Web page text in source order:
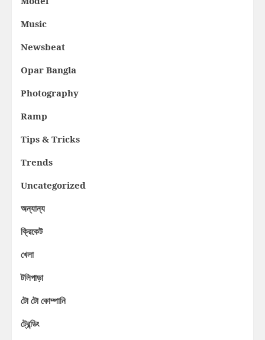
Music
Newsbeat
Opar Bangla
Photography
Ramp
Tips & Tricks
Trends
Uncategorized
অন্যান্য
ক্রিকেট
খেলা
টলিপাড়া
টো টো কোম্পানি
ট্রেন্ডিং